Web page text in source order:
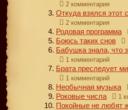
2 комментария
Откуда взялся этот
2 комментария
Родовая программа
Боюсь таких снов
Бабушка знала, что
1 комментарий
Брата преследует
1 комментарий
Необычная музыка
Роковые числа 1
Покойные не любят